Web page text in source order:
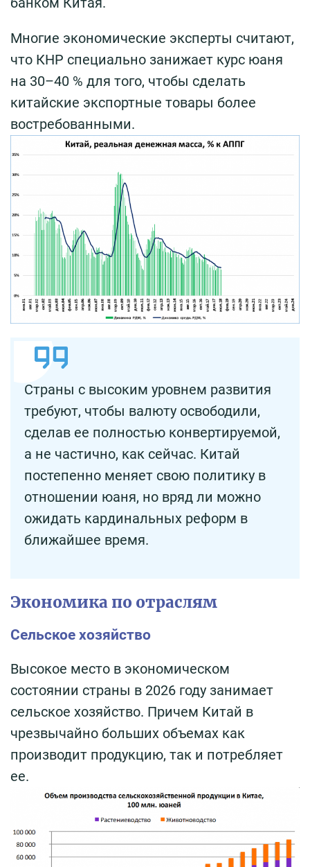
Многие экономические эксперты считают,
что КНР специально занижает курс юаня
на 30–40 % для того, чтобы сделать
китайские экспортные товары более
востребованными.
Страны с высоким уровнем развития
требуют, чтобы валюту освободили,
сделав ее полностью конвертируемой,
а не частично, как сейчас. Китай
постепенно меняет свою политику в
отношении юаня, но вряд ли можно
ожидать кардинальных реформ в
ближайшее время.
Экономика по отраслям
Сельское хозяйство
Высокое место в экономическом
состоянии страны в 2026 году занимает
сельское хозяйство. Причем Китай в
чрезвычайно больших объемах как
производит продукцию, так и потребляет
ее.